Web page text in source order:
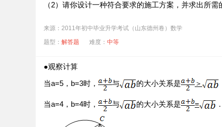
（2）请你设计一种符合要求的施工方案，并求出所需
来源：2011年初中毕业升学考试（山东德州卷）数学
题型： 解答题 难度： 中等
●观察计算
当a=5，b=3时，
与 的大小关系是 ＞
当a=4，b=4时， 与 的大小关系是 =